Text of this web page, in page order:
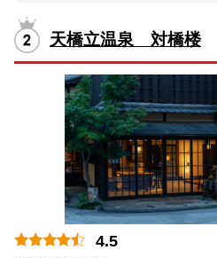
天橋立温泉 対橋楼
4.5